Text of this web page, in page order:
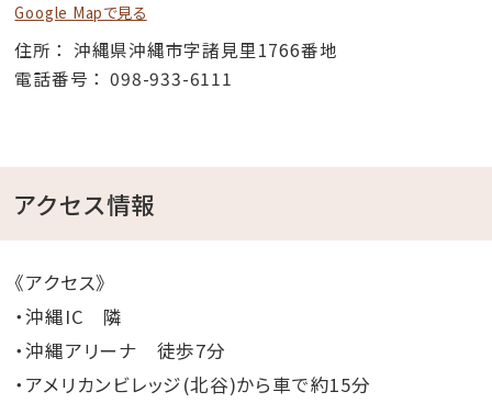
Google Mapで見る
住所
沖縄県沖縄市字諸見里1766番地
電話番号
098-933-6111
アクセス情報
《アクセス》
・沖縄IC 隣
・沖縄アリーナ 徒歩7分
・アメリカンビレッジ(北谷)から車で約15分